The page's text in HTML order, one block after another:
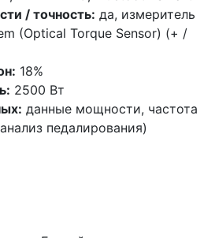
/ точность: да, измеритель
(Optical Torque Sensor) (+ /
18%
2500 Вт
данные мощности, частота
педалирования)